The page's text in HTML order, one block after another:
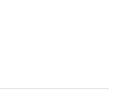
Volgende